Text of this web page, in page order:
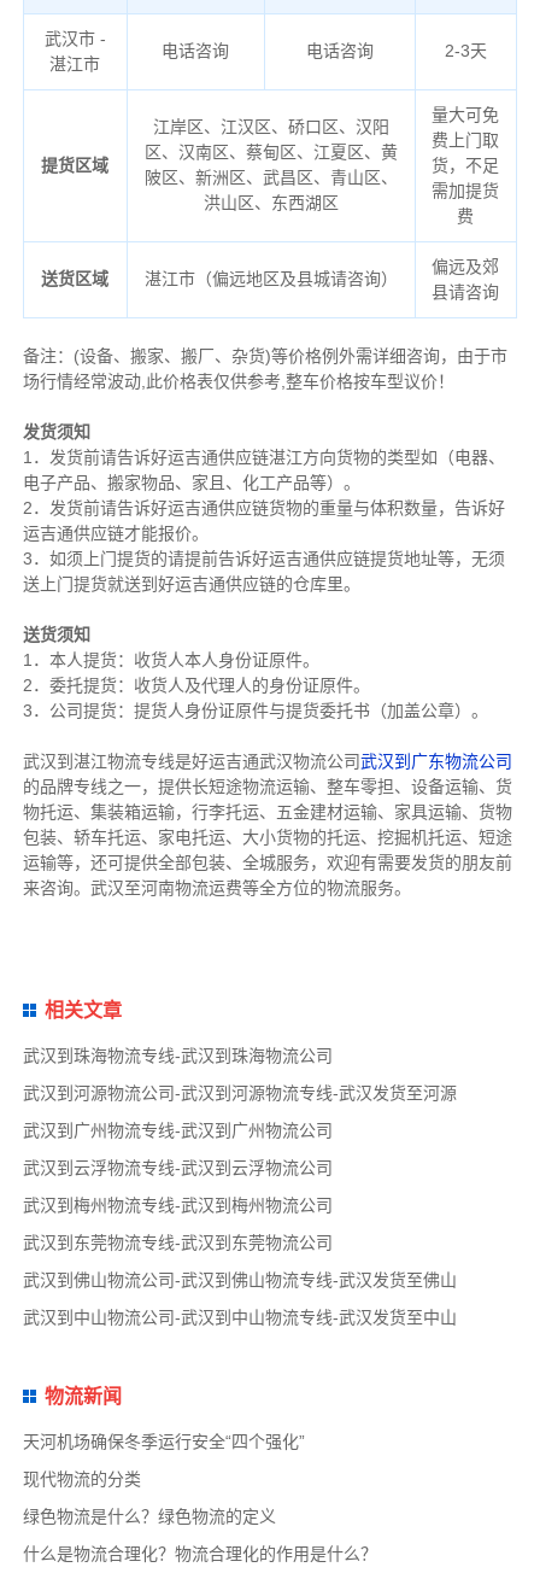
武汉市 -
湛江市
电话咨询 电话咨询 2-3天
提货区域
江岸区、江汉区、硚口区、汉阳
区、汉南区、蔡甸区、江夏区、黄
陂区、新洲区、武昌区、青山区、
洪山区、东西湖区
量大可免
费上门取
货，不足
需加提货
费
送货区域 湛江市（偏远地区及县城请咨询）
偏远及郊
县请咨询
备注： (设备、搬家、搬厂、杂货)等价格例外需详细咨询，由于市
场行情经常波动,此价格表仅供参考,整车价格按车型议价！
发货须知
1．发货前请告诉好运吉通供应链湛江方向货物的类型如（电器、
电子产品、搬家物品、家且、化工产品等）。
2．发货前请告诉好运吉通供应链货物的重量与体积数量，告诉好
运吉通供应链才能报价。
3．如须上门提货的请提前告诉好运吉通供应链提货地址等，无须
送上门提货就送到好运吉通供应链的仓库里。
送货须知
1．本人提货：收货人本人身份证原件。
2．委托提货：收货人及代理人的身份证原件。
3．公司提货：提货人身份证原件与提货委托书（加盖公章）。
武汉到湛江物流专线是好运吉通武汉物流公司武汉到广东物流公司
的品牌专线之一，提供长短途物流运输、整车零担、设备运输、货
物托运、集装箱运输，行李托运、五金建材运输、家具运输、货物
包装、轿车托运、家电托运、大小货物的托运、挖掘机托运、短途
运输等，还可提供全部包装、全城服务，欢迎有需要发货的朋友前
来咨询。武汉至河南物流运费等全方位的物流服务。
相关文章
武汉到珠海物流专线-武汉到珠海物流公司
武汉到河源物流公司-武汉到河源物流专线-武汉发货至河源
武汉到广州物流专线-武汉到广州物流公司
武汉到云浮物流专线-武汉到云浮物流公司
武汉到梅州物流专线-武汉到梅州物流公司
武汉到东莞物流专线-武汉到东莞物流公司
武汉到佛山物流公司-武汉到佛山物流专线-武汉发货至佛山
武汉到中山物流公司-武汉到中山物流专线-武汉发货至中山
物流新闻
天河机场确保冬季运行安全“四个强化”
现代物流的分类
绿色物流是什么？绿色物流的定义
什么是物流合理化？物流合理化的作用是什么？